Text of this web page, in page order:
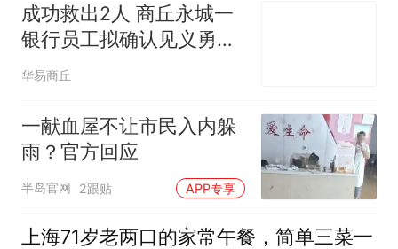
成功救出2人 商丘永城一
银行员工拟确认见义勇为
奖金5000元
华易商丘
一献血屋不让市民入内躲
雨？官方回应
半岛官网 2跟贴 APP专享
上海71岁老两口的家常午餐，简单三菜一